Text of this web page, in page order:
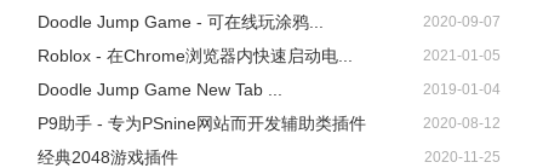
Doodle Jump Game - 可在线玩涂鸦... 2020-09-07
Roblox - 在Chrome浏览器内快速启动电... 2021-01-05
Doodle Jump Game New Tab ... 2019-01-04
P9助手 - 专为PSnine网站而开发辅助类插件 2020-08-12
经典2048游戏插件 2020-11-25